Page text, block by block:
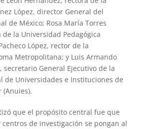
López, director General del
de México; Rosa María Torres
la Universidad Pedagógica
López, rector de la
Metropolitana; y Luis Armando
secretario General Ejecutivo de la
de Universidades e Instituciones de
(Anuies).
que el propósito central fue que
de investigación se pongan al